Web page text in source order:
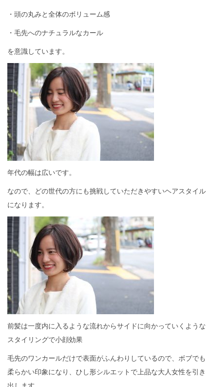
・頭の丸みと全体のボリューム感
・毛先へのナチュラルなカール
を意識しています。
年代の幅は広いです。
なので、どの世代の方にも挑戦していただきやすいヘアスタイル
になります。
前髪は一度内に入るような流れからサイドに向かっていくような
スタイリングで小顔効果
毛先のワンカールだけで表面がふんわりしているので、ボブでも
柔らかい印象になり、ひし形シルエットで上品な大人女性を引き
出します。